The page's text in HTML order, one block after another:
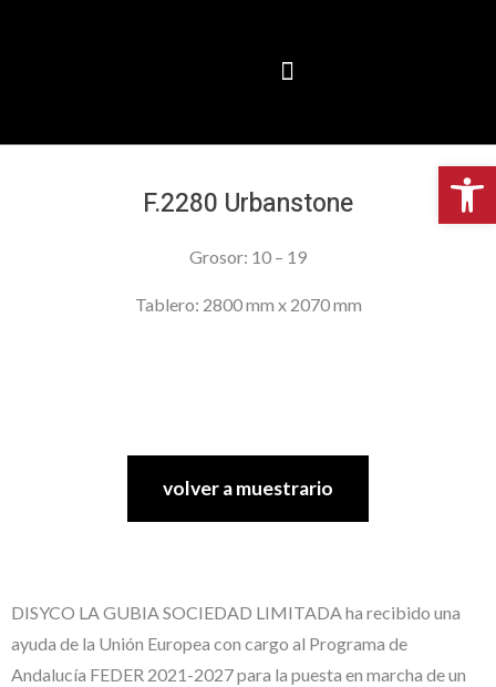
F.2280 Urbanstone
Grosor: 10 – 19
Tablero: 2800 mm x 2070 mm
volver a muestrario
DISYCO LA GUBIA SOCIEDAD LIMITADA ha recibido una
ayuda de la Unión Europea con cargo al Programa de
Andalucía FEDER 2021-2027 para la puesta en marcha de un